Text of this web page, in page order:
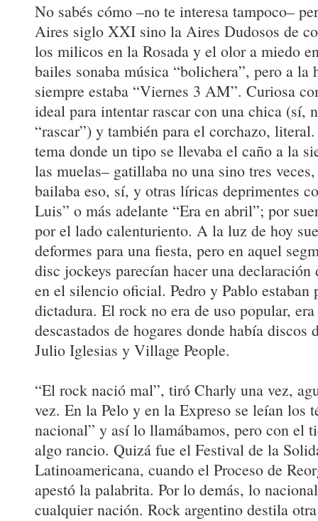
No sabés cómo –no te interesa tampoco–
Aires siglo XXI sino la Aires Dudosos de
los milicos en la Rosada y el olor a miedo
bailes sonaba música “bolichera”, pero a la
siempre estaba “Viernes 3 AM”. Curiosa
ideal para intentar rascar con una chica (sí,
“rascar”) y también para el corchazo,
tema donde un tipo se llevaba el caño a la
las muelas– gatillaba no una sino tres
bailaba eso, sí, y otras líricas deprimentes
Luis” o más adelante “Era en abril”; por
por el lado calenturiento. A la luz de hoy
deformes para una fiesta, pero en aquel
disc jockeys parecían hacer una
en el silencio oficial. Pedro y Pablo estaban
dictadura. El rock no era de uso popular,
descastados de hogares donde había discos
Julio Iglesias y Village People.
“El rock nació mal”, tiró Charly una vez,
vez. En la Pelo y en la Expreso se leían los
nacional” y así lo llamábamos, pero con el
algo rancio. Quizá fue el Festival de la
Latinoamericana, cuando el Proceso de
apestó la palabrita. Por lo demás, lo
cualquier nación. Rock argentino destila